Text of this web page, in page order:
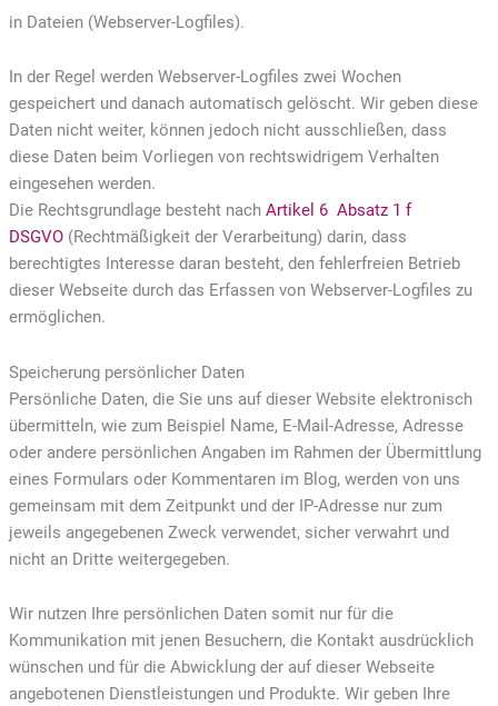
in Dateien (Webserver-Logfiles).
In der Regel werden Webserver-Logfiles zwei Wochen
gespeichert und danach automatisch gelöscht. Wir geben diese
Daten nicht weiter, können jedoch nicht ausschließen, dass
diese Daten beim Vorliegen von rechtswidrigem Verhalten
eingesehen werden.
Die Rechtsgrundlage besteht nach Artikel 6 Absatz 1 f
DSGVO(Rechtmäßigkeit der Verarbeitung) darin, dass
berechtigtes Interesse daran besteht, den fehlerfreien Betrieb
dieser Webseite durch das Erfassen von Webserver-Logfiles zu
ermöglichen.
Speicherung persönlicher Daten
Persönliche Daten, die Sie uns auf dieser Website elektronisch
übermitteln, wie zum Beispiel Name, E-Mail-Adresse, Adresse
oder andere persönlichen Angaben im Rahmen der Übermittlung
eines Formulars oder Kommentaren im Blog, werden von uns
gemeinsam mit dem Zeitpunkt und der IP-Adresse nur zum
jeweils angegebenen Zweck verwendet, sicher verwahrt und
nicht an Dritte weitergegeben.
Wir nutzen Ihre persönlichen Daten somit nur für die
Kommunikation mit jenen Besuchern, die Kontakt ausdrücklich
wünschen und für die Abwicklung der auf dieser Webseite
angebotenen Dienstleistungen und Produkte. Wir geben Ihre